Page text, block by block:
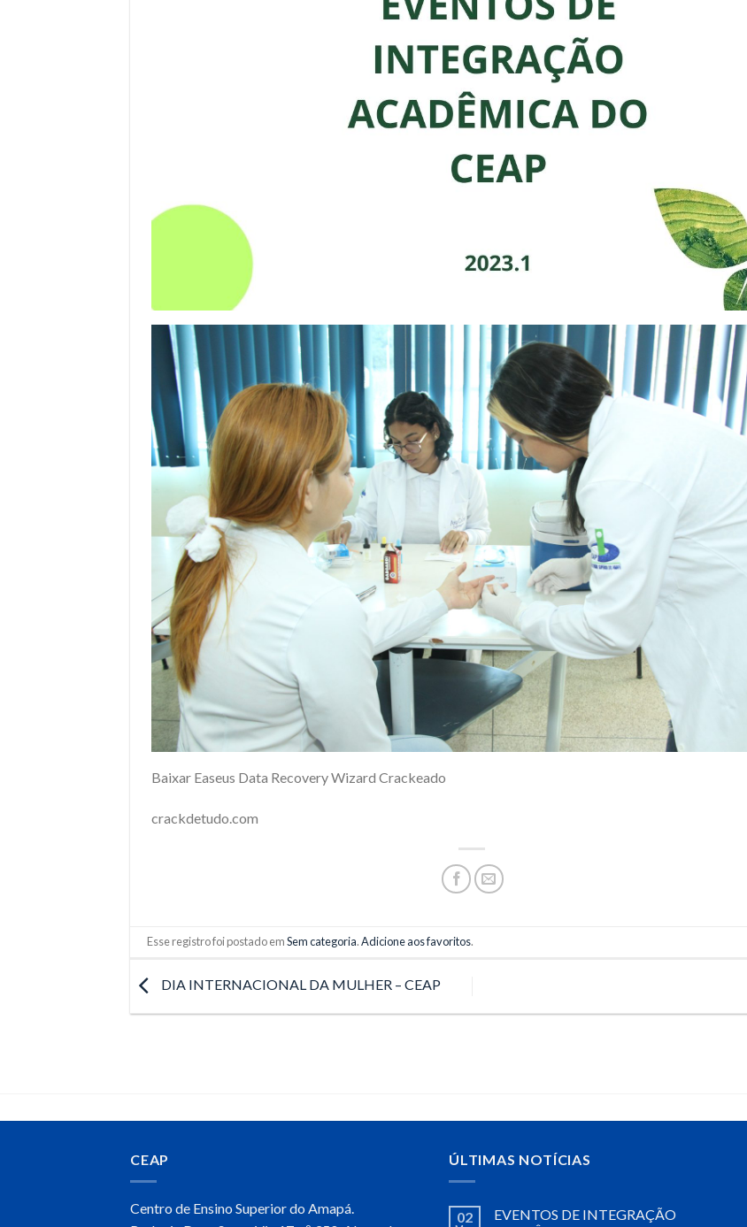
Baixar Easeus Data Recovery Wizard Crackeado
crackdetudo.com
Esse registro foi postado emSem categoria.Adicione aos favoritos.
DIA INTERNACIONAL DA MULHER – CEAP
CEAP
Centro de Ensino Superior do Amapá.
ÚLTIMAS NOTÍCIAS
02
EVENTOS DE INTEGRAÇÃO